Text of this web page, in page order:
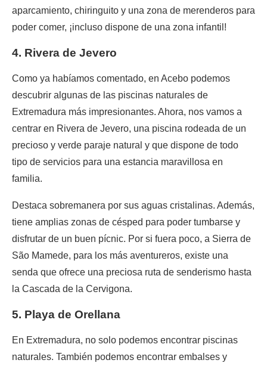
aparcamiento, chiringuito y una zona de merenderos para
poder comer, ¡incluso dispone de una zona infantil!
4. Rivera de Jevero
Como ya habíamos comentado, en Acebo podemos
descubrir algunas de las piscinas naturales de
Extremadura más impresionantes. Ahora, nos vamos a
centrar en Rivera de Jevero, una piscina rodeada de un
precioso y verde paraje natural y que dispone de todo
tipo de servicios para una estancia maravillosa en
familia.
Destaca sobremanera por sus aguas cristalinas. Además,
tiene amplias zonas de césped para poder tumbarse y
disfrutar de un buen pícnic. Por si fuera poco, a Sierra de
São Mamede, para los más aventureros, existe una
senda que ofrece una preciosa ruta de senderismo hasta
la Cascada de la Cervigona.
5. Playa de Orellana
En Extremadura, no solo podemos encontrar piscinas
naturales. También podemos encontrar embalses y